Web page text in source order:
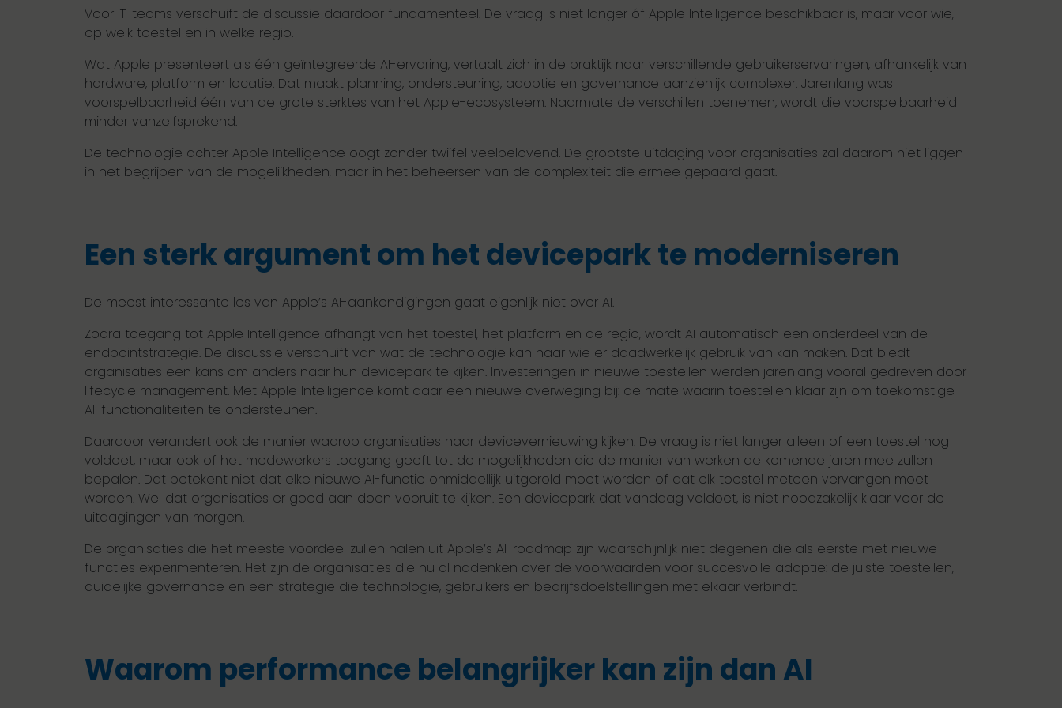
Voor IT-teams verschuift de discussie daardoor fundamenteel. De vraag is niet langer óf Apple Intelligence beschikbaar is, maar voor wie,
op welk toestel en in welke regio.
Wat Apple presenteert als één geïntegreerde AI-ervaring, vertaalt zich in de praktijk naar verschillende gebruikerservaringen, afhankelijk van
hardware, platform en locatie. Dat maakt planning, ondersteuning, adoptie en governance aanzienlijk complexer. Jarenlang was
voorspelbaarheid één van de grote sterktes van het Apple-ecosysteem. Naarmate de verschillen toenemen, wordt die voorspelbaarheid
minder vanzelfsprekend.
De technologie achter Apple Intelligence oogt zonder twijfel veelbelovend. De grootste uitdaging voor organisaties zal daarom niet liggen
in het begrijpen van de mogelijkheden, maar in het beheersen van de complexiteit die ermee gepaard gaat.
Een sterk argument om het devicepark te moderniseren
De meest interessante les van Apple’s AI-aankondigingen gaat eigenlijk niet over AI.
Zodra toegang tot Apple Intelligence afhangt van het toestel, het platform en de regio, wordt AI automatisch een onderdeel van de
endpointstrategie. De discussie verschuift van wat de technologie kan naar wie er daadwerkelijk gebruik van kan maken. Dat biedt
organisaties een kans om anders naar hun devicepark te kijken. Investeringen in nieuwe toestellen werden jarenlang vooral gedreven door
lifecycle management. Met Apple Intelligence komt daar een nieuwe overweging bij: de mate waarin toestellen klaar zijn om toekomstige
AI-functionaliteiten te ondersteunen.
Daardoor verandert ook de manier waarop organisaties naar devicevernieuwing kijken. De vraag is niet langer alleen of een toestel nog
voldoet, maar ook of het medewerkers toegang geeft tot de mogelijkheden die de manier van werken de komende jaren mee zullen
bepalen. Dat betekent niet dat elke nieuwe AI-functie onmiddellijk uitgerold moet worden of dat elk toestel meteen vervangen moet
worden. Wel dat organisaties er goed aan doen vooruit te kijken. Een devicepark dat vandaag voldoet, is niet noodzakelijk klaar voor de
uitdagingen van morgen.
De organisaties die het meeste voordeel zullen halen uit Apple’s AI-roadmap zijn waarschijnlijk niet degenen die als eerste met nieuwe
functies experimenteren. Het zijn de organisaties die nu al nadenken over de voorwaarden voor succesvolle adoptie: de juiste toestellen,
duidelijke governance en een strategie die technologie, gebruikers en bedrijfsdoelstellingen met elkaar verbindt.
Waarom performance belangrijker kan zijn dan AI